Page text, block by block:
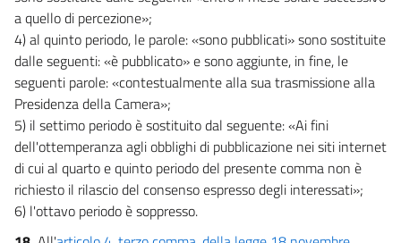
a quello di percezione»;
4) al quinto periodo, le parole: «sono pubblicati» sono sostituite
dalle seguenti: «è pubblicato» e sono aggiunte, in fine, le
seguenti parole: «contestualmente alla sua trasmissione alla
Presidenza della Camera»;
5) il settimo periodo è sostituito dal seguente: «Ai fini
dell'ottemperanza agli obblighi di pubblicazione nei siti internet
di cui al quarto e quinto periodo del presente comma non è
richiesto il rilascio del consenso espresso degli interessati»;
6) l'ottavo periodo è soppresso.